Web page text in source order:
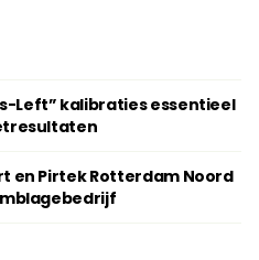
Left” kalibraties essentieel
en Pirtek Rotterdam Noord